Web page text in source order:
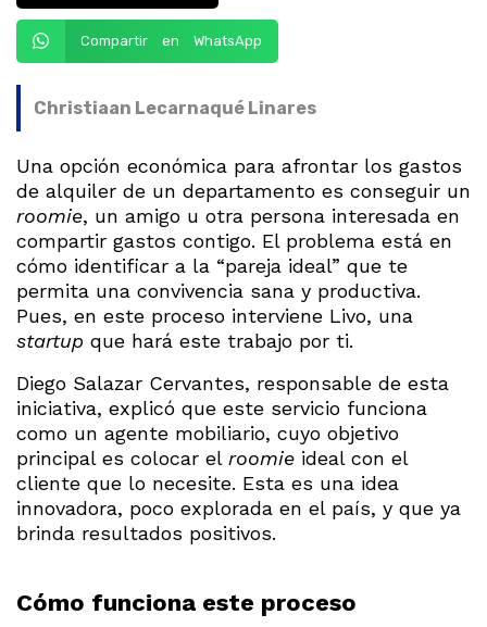
Compartir en WhatsApp
Christiaan Lecarnaqué Linares
Una opción económica para afrontar los gastos
de alquiler de un departamento es conseguir un
roomie, un amigo u otra persona interesada en
compartir gastos contigo. El problema está en
cómo identificar a la “pareja ideal” que te
permita una convivencia sana y productiva.
Pues, en este proceso interviene Livo, una
startup que hará este trabajo por ti.
Diego Salazar Cervantes, responsable de esta
iniciativa, explicó que este servicio funciona
como un agente mobiliario, cuyo objetivo
principal es colocar el roomie ideal con el
cliente que lo necesite. Esta es una idea
innovadora, poco explorada en el país, y que ya
brinda resultados positivos.
Cómo funciona este proceso